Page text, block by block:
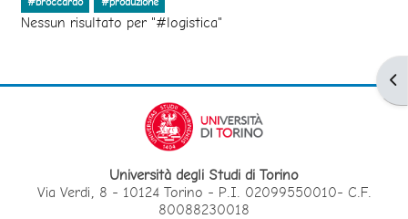
Nessun risultato per "#logistica"
Università degli Studi di Torino
Via Verdi, 8 - 10124 Torino - P.I. 02099550010- C.F.
80088230018